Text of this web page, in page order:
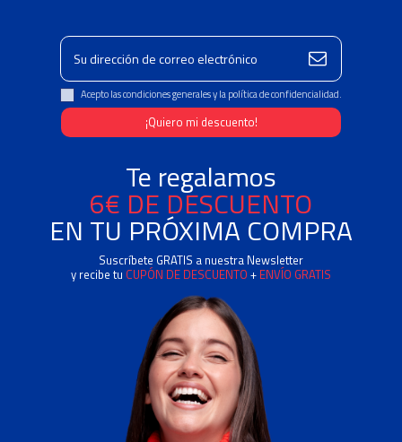
Acepto las condiciones generales y la política de confidencialidad.
Te regalamos
6€ DE DESCUENTO
EN TU PRÓXIMA COMPRA
Suscríbete GRATIS a nuestra Newsletter
y recibe tu CUPÓN DE DESCUENTO + ENVÍO GRATIS